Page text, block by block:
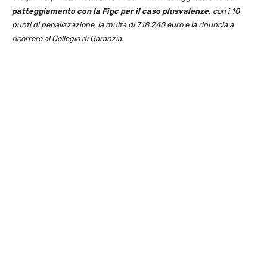
patteggiamento con la Figc per il caso plusvalenze, con i 10
punti di penalizzazione, la multa di 718.240 euro e la rinuncia a
ricorrere al Collegio di Garanzia.